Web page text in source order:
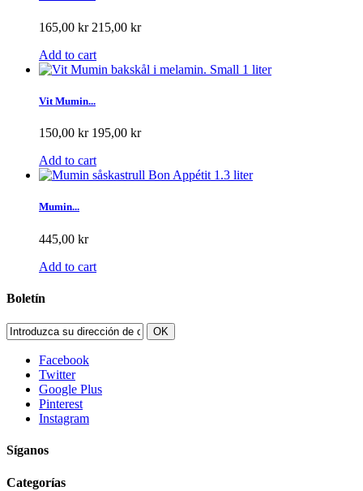
165,00 kr 215,00 kr
Add to cart
Vit Mumin...
150,00 kr 195,00 kr
Add to cart
Mumin...
445,00 kr
Add to cart
Boletín
OK
Facebook
Twitter
Google Plus
Pinterest
Instagram
Síganos
Categorías